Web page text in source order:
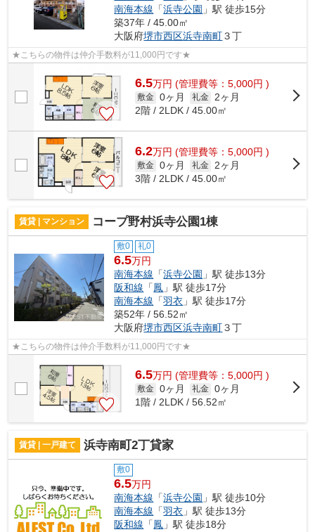
南海本線 「浜寺公園 」駅 徒歩15分
築37年 / 45.00㎡
大阪府堺市西区浜寺南町３丁
★こちらの物件は仲介手数料が11,000円です★
6.5万円 (管理費等：5,000円 )
敷金 0ヶ月 礼金 2ヶ月
2階 / 2LDK / 45.00㎡
6.2万円 (管理費等：5,000円 )
敷金 0ヶ月 礼金 2ヶ月
3階 / 2LDK / 45.00㎡
賃貸 | マンション コープ野村浜寺公園1棟
敷0 礼0
6.5万円
南海本線 「浜寺公園 」駅 徒歩13分
阪和線 「鳳 」駅 徒歩17分
南海本線 「羽衣 」駅 徒歩17分
築52年 / 56.52㎡
大阪府堺市西区浜寺南町３丁
★こちらの物件は仲介手数料が11,000円です★
6.5万円 (管理費等：5,000円 )
敷金 0ヶ月 礼金 0ヶ月
1階 / 2LDK / 56.52㎡
賃貸 | 一戸建て 浜寺南町2丁貸家
敷0
6.5万円
南海本線 「浜寺公園 」駅 徒歩10分
南海本線 「羽衣 」駅 徒歩13分
阪和線 「鳳 」駅 徒歩18分